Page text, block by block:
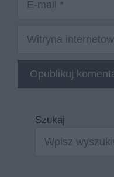
Witryna
internetowa
Szukaj